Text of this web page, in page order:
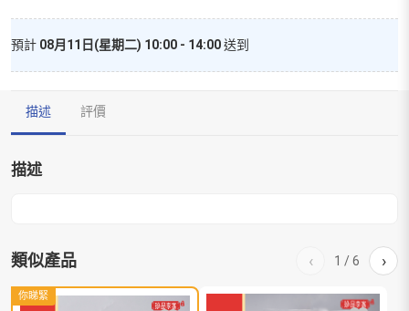
預計 08月11日(星期二) 10:00 - 14:00送到
描述 評價
描述
類似產品 ‹ 1 /6 ›
你睇緊